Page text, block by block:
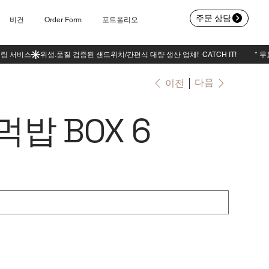
비건 Order Form 포트폴리오 주문 상담
이전 다음
밥 BOX 6